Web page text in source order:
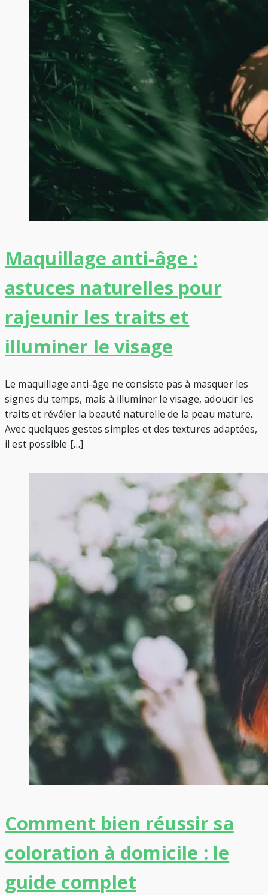
Maquillage anti-âge :
astuces naturelles pour
rajeunir les traits et
illuminer le visage
Le maquillage anti-âge ne consiste pas à masquer les
signes du temps, mais à illuminer le visage, adoucir les
traits et révéler la beauté naturelle de la peau mature.
Avec quelques gestes simples et des textures adaptées,
il est possible […]
Comment bien réussir sa
coloration à domicile : le
guide complet